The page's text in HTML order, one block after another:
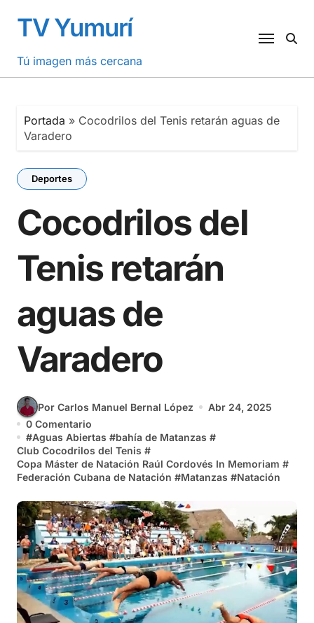
contenido
TV Yumurí
Tú imagen más cercana
Portada » Cocodrilos del Tenis retarán aguas de
Varadero
Deportes
Cocodrilos del
Tenis retarán
aguas de
Varadero
Por Carlos Manuel Bernal López
Abr 24, 2025
0 Comentario
#Aguas Abiertas #bahía de Matanzas #
Club Cocodrilos del Tenis #
Copa Máster de Natación Raúl Cordovés In Memoriam #
Federación Cubana de Natación #Matanzas #Natación